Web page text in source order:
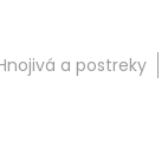
a postreky